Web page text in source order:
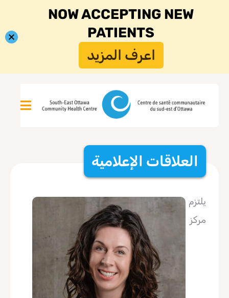
العلاقات الإعلامية
يلتزم
مركز
NOW ACCEPTING NEW
PATIENTS
اعرف المزيد